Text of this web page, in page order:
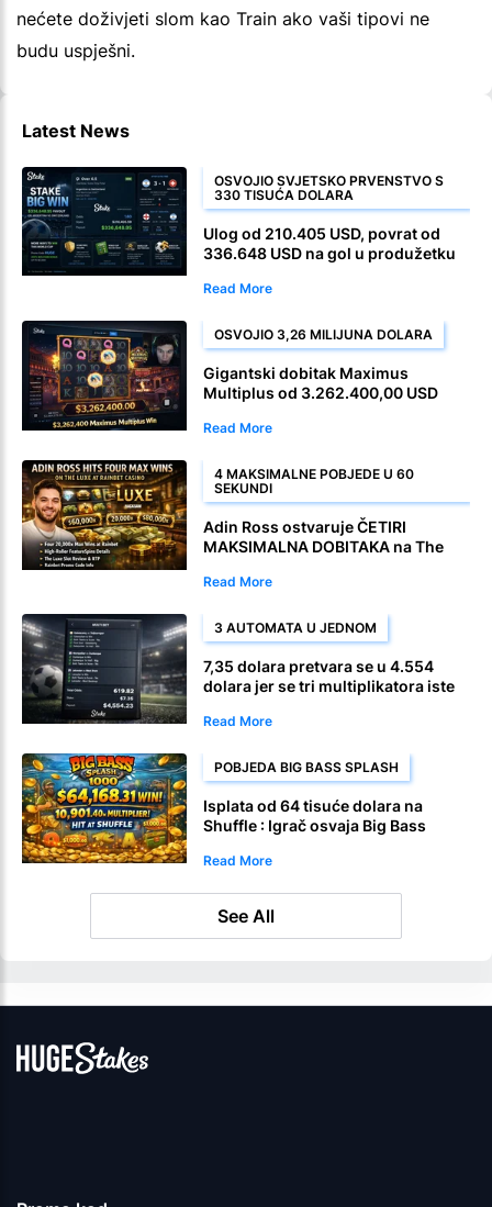
nećete doživjeti slom kao Train ako vaši tipovi ne
budu uspješni.
Latest News
OSVOJIO SVJETSKO PRVENSTVO S
330 TISUĆA DOLARA
Ulog od 210.405 USD, povrat od
336.648 USD na gol u produžetku
Read More
OSVOJIO 3,26 MILIJUNA DOLARA
Gigantski dobitak Maximus
Multiplus od 3.262.400,00 USD
Read More
4 MAKSIMALNE POBJEDE U 60
SEKUNDI
Adin Ross ostvaruje ČETIRI
MAKSIMALNA DOBITAKA na The
Read More
3 AUTOMATA U JEDNOM
7,35 dolara pretvara se u 4.554
dolara jer se tri multiplikatora iste
Read More
POBJEDA BIG BASS SPLASH
Isplata od 64 tisuće dolara na
Shuffle : Igrač osvaja Big Bass
Read More
See All